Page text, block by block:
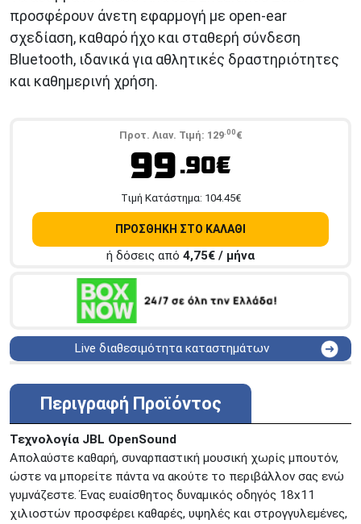
προσφέρουν άνετη εφαρμογή με open-ear
σχεδίαση, καθαρό ήχο και σταθερή σύνδεση
Bluetooth, ιδανικά για αθλητικές δραστηριότητες
και καθημερινή χρήση.
Προτ. Λιαν. Τιμή: 129.00€
99.90€
Tιμή Κατάστημα: 104.45€
ΠΡΟΣΘΗΚΗ ΣΤΟ ΚΑΛΑΘΙ
ή δόσεις από 4,75€ / μήνα
Live διαθεσιμότητα καταστημάτων
ΑΘΗΝΑ
Στουρνάρη 27
ΠΕΡΙΣΤΕΡΙ
ΠΕΙΡΑΙΑΣ
Κονδύλη
ΜΕΤΑΜΟΡΦΩΣΗ
Τατοϊόυ 117
ΓΛΥΦΑΔΑ
A. Παπανδρέου 4
ΚΟΛΩΝΟΣ
Πτολεμαίου Κλαύδιου 8
Περιγραφή Προϊόντος
Τεχνολογία JBL OpenSound
Απολαύστε καθαρή, συναρπαστική μουσική χωρίς μπουτόν,
ώστε να μπορείτε πάντα να ακούτε το περιβάλλον σας ενώ
γυμνάζεστε. Ένας ευαίσθητος δυναμικός οδηγός 18x11
χιλιοστών προσφέρει καθαρές, υψηλές και στρογγυλεμένες,